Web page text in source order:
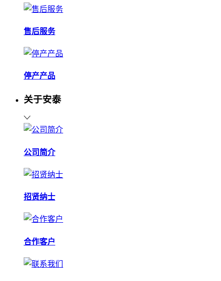
售后服务
停产产品
关于安泰
公司简介
招贤纳士
合作客户